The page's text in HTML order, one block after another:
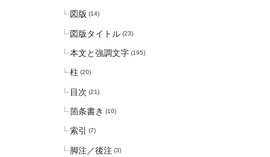
図版 (14)
図版タイトル (23)
本文と強調文字 (195)
柱 (20)
目次 (21)
箇条書き (10)
索引 (7)
脚注／後注 (3)